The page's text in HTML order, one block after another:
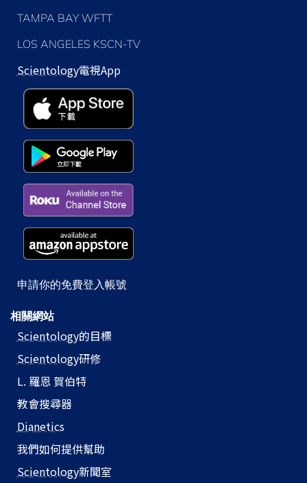
TAMPA BAY WFTT
LOS ANGELES KSCN-TV
Scientology電視App
申請你的免費登入帳號
相關網站
Scientology的目標
Scientology研修
L. 羅恩 賀伯特
教會搜尋器
Dianetics
我們如何提供幫助
Scientology新聞室